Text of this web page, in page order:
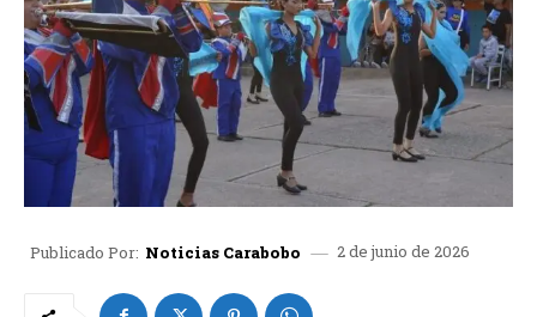
Publicado Por: Noticias Carabobo 2 de junio de 2026